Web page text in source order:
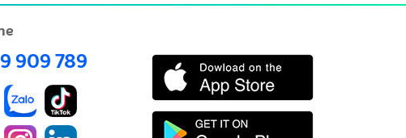
909 789